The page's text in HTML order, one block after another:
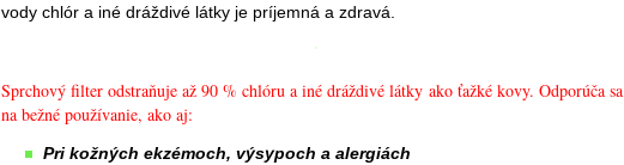
vody chlór a iné dráždivé látky je príjemná a zdravá.
Sprchový filter odstraňuje až 90 % chlóru a iné dráždivé látky ako ťažké kovy. Odporúča sa
na bežné používanie, ako aj:
Pri kožných ekzémoch, výsypoch a alergiách